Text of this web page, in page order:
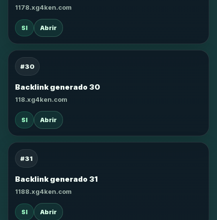
1178.xg4ken.com
SI Abrir
#30
Backlink generado 30
118.xg4ken.com
SI Abrir
#31
Backlink generado 31
1188.xg4ken.com
SI Abrir